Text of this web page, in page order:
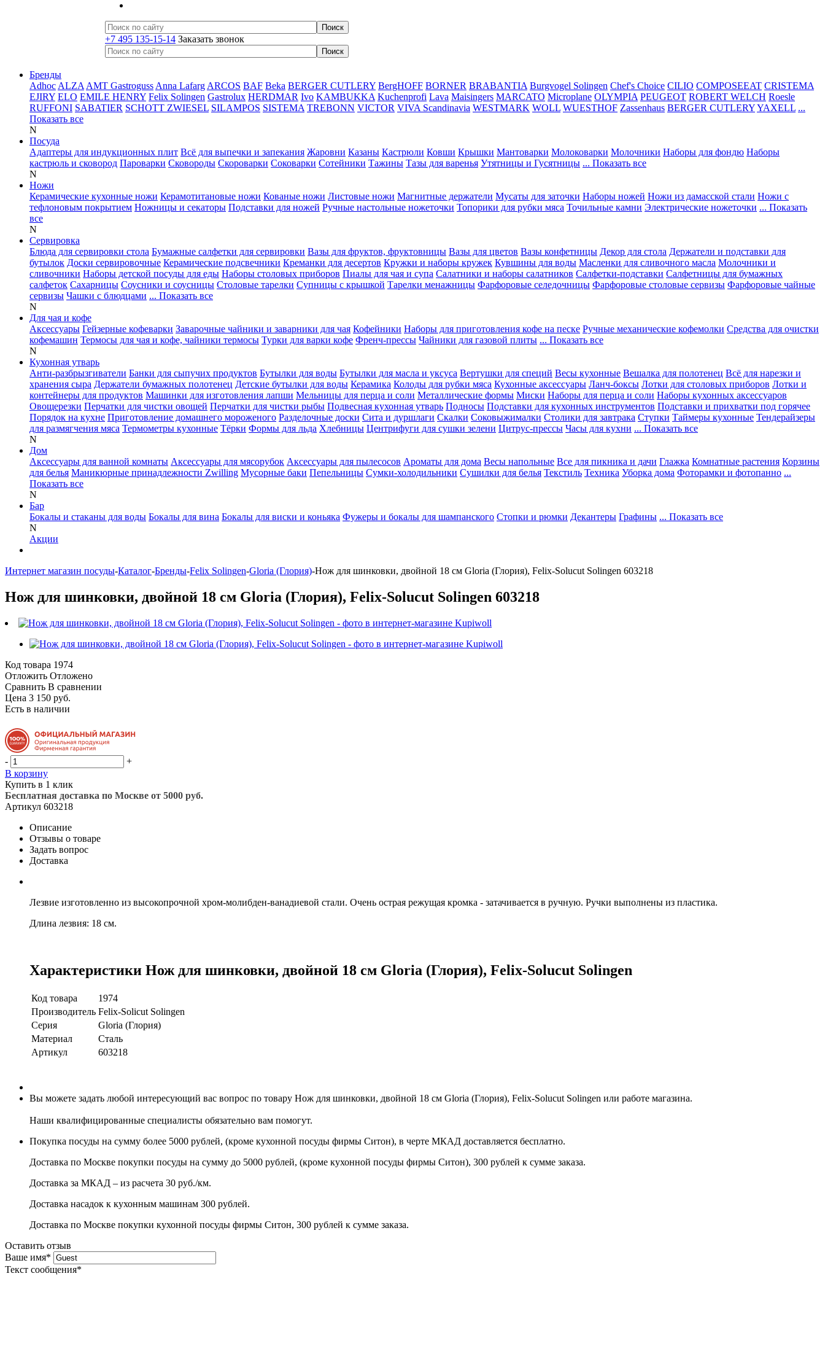
+7 495 135-15-14 Заказать звонок
Бренды
Adhoc ALZA AMT Gastroguss Anna Lafarg ARCOS BAF Beka BERGER CUTLERY BergHOFF BORNER BRABANTIA Burgvogel Solingen Chef's Choice CILIO COMPOSEEAT CRISTEMA
EJIRY ELO EMILE HENRY Felix Solingen Gastrolux HERDMAR Ivo KAMBUKKA Kuchenprofi Lava Maisingers MARCATO Microplane OLYMPIA PEUGEOT ROBERT WELCH Roesle
RUFFONI SABATIER SCHOTT ZWIESEL SILAMPOS SISTEMA TREBONN VICTOR VIVA Scandinavia WESTMARK WOLL WUESTHOF Zassenhaus BERGER CUTLERYYAXELL ...
Показать все
N
Посуда
Адаптеры для индукционных плит Всё для выпечки и запекания Жаровни Казаны Кастрюли Ковши Крышки Мантоварки Молоковарки Молочники Наборы для фондю Наборы
кастрюль и сковород Пароварки Сковороды Скороварки Соковарки Сотейники Тажины Тазы для варенья Утятницы и Гусятницы ... Показать все
N
Ножи
Керамические кухонные ножи Керамотитановые ножи Кованые ножи Листовые ножи Магнитные держатели Мусаты для заточки Наборы ножей Ножи из дамасской стали Ножи с
тефлоновым покрытием Ножницы и секаторы Подставки для ножей Ручные настольные ножеточки Топорики для рубки мяса Точильные камни Электрические ножеточки ... Показать
все
N
Сервировка
Блюда для сервировки стола Бумажные салфетки для сервировки Вазы для фруктов, фруктовницы Вазы для цветов Вазы конфетницы Декор для стола Держатели и подставки для
бутылок Доски сервировочные Керамические подсвечники Креманки для десертов Кружки и наборы кружек Кувшины для воды Масленки для сливочного масла Молочники и
сливочники Наборы детской посуды для еды Наборы столовых приборов Пиалы для чая и супа Салатники и наборы салатников Салфетки-подставки Салфетницы для бумажных
салфеток Сахарницы Соусники и соусницы Столовые тарелки Супницы с крышкой Тарелки менажницы Фарфоровые селедочницы Фарфоровые столовые сервизы Фарфоровые чайные
сервизы Чашки с блюдцами ... Показать все
N
Для чая и кофе
Аксессуары Гейзерные кофеварки Заварочные чайники и заварники для чая Кофейники Наборы для приготовления кофе на песке Ручные механические кофемолки Средства для очистки
кофемашин Термосы для чая и кофе, чайники термосы Турки для варки кофе Френч-прессы Чайники для газовой плиты ... Показать все
N
Кухонная утварь
Анти-разбрызгиватели Банки для сыпучих продуктов Бутылки для воды Бутылки для масла и уксуса Вертушки для специй Весы кухонные Вешалка для полотенец Всё для нарезки и
хранения сыра Держатели бумажных полотенец Детские бутылки для воды Керамика Колоды для рубки мяса Кухонные аксессуары Ланч-боксы Лотки для столовых приборов Лотки и
контейнеры для продуктов Машинки для изготовления лапши Мельницы для перца и соли Металлические формы Миски Наборы для перца и соли Наборы кухонных аксессуаров
Овощерезки Перчатки для чистки овощей Перчатки для чистки рыбы Подвесная кухонная утварь Подносы Подставки для кухонных инструментов Подставки и прихватки под горячее
Порядок на кухне Приготовление домашнего мороженого Разделочные доски Сита и дуршлаги Скалки Соковыжималки Столики для завтрака Ступки Таймеры кухонные Тендерайзеры
для размягчения мяса Термометры кухонные Тёрки Формы для льда Хлебницы Центрифуги для сушки зелени Цитрус-прессы Часы для кухни ... Показать все
N
Дом
Аксессуары для ванной комнаты Аксессуары для мясорубок Аксессуары для пылесосов Ароматы для дома Весы напольные Все для пикника и дачи Глажка Комнатные растения Корзины
для белья Маникюрные принадлежности Zwilling Мусорные баки Пепельницы Сумки-холодильники Сушилки для белья Текстиль Техника Уборка дома Фоторамки и фотопанно ...
Показать все
N
Бар
Бокалы и стаканы для воды Бокалы для вина Бокалы для виски и коньяка Фужеры и бокалы для шампанского Стопки и рюмки Декантеры Графины ... Показать все
N
Акции
Интернет магазин посуды-Каталог-Бренды-Felix Solingen-Gloria (Глория)-Нож для шинковки, двойной 18 см Gloria (Глория), Felix-Solucut Solingen 603218
Нож для шинковки, двойной 18 см Gloria (Глория), Felix-Solucut Solingen 603218
Код товара 1974
Отложить Отложено
Сравнить В сравнении
Цена 3 150 руб.
Есть в наличии
-
+
В корзину
Купить в 1 клик
Бесплатная доставка по Москве от 5000 руб.
Артикул 603218
Описание
Отзывы о товаре
Задать вопрос
Доставка
Лезвие изготовленно из высокопрочной хром-молибден-ванадиевой стали. Очень острая режущая кромка - затачивается в ручную. Ручки выполнены из пластика.
Длина лезвия: 18 см.
Характеристики Нож для шинковки, двойной 18 см Gloria (Глория), Felix-Solucut Solingen
Код товара
1974
Производитель Felix-Solicut Solingen
Серия
Gloria (Глория)
Материал
Сталь
Артикул
603218
Вы можете задать любой интересующий вас вопрос по товару Нож для шинковки, двойной 18 см Gloria (Глория), Felix-Solucut Solingen или работе магазина.
Наши квалифицированные специалисты обязательно вам помогут.
Покупка посуды на сумму более 5000 рублей, (кроме кухонной посуды фирмы Ситон), в черте МКАД доставляется бесплатно.
Доставка по Москве покупки посуды на сумму до 5000 рублей, (кроме кухонной посуды фирмы Ситон), 300 рублей к сумме заказа.
Доставка за МКАД – из расчета 30 руб./км.
Доставка насадок к кухонным машинам 300 рублей.
Доставка по Москве покупки кухонной посуды фирмы Ситон, 300 рублей к сумме заказа.
Оставить отзыв
Ваше имя*
Текст сообщения*